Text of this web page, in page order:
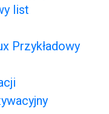
list
Przykładowy